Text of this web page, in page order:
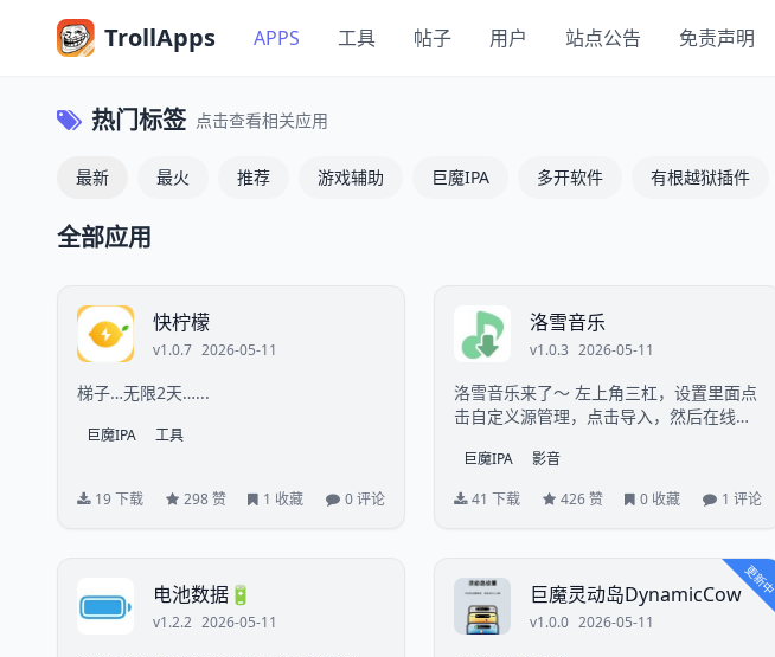
TrollApps APPS 工具 帖子 用户 站点公告 免责声明
热门标签 点击查看相关应用
最新 最火 推荐 游戏辅助 巨魔IPA 多开软件 有根越狱插件
全部应用
快柠檬
v1.0.7 2026-05-11
梯子…无限2天…...
巨魔IPA 工具
19 下载 298 赞 1 收藏 0 评论
洛雪音乐
v1.0.3 2026-05-11
洛雪音乐来了～ 左上角三杠，设置里面点
击自定义源管理，点击导入，然后在线导
了。 六人：https://ghproxy...
巨魔IPA
影音
41 下载
426 赞 0 收藏 1 评论
电池数据🔋
v1.2.2 2026-05-11
更新中
巨魔灵动岛DynamicCow
v1.0.0 2026-05-11